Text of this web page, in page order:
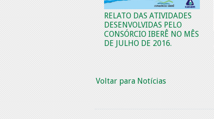
RELATO DAS ATIVIDADES
DESENVOLVIDAS PELO
CONSÓRCIO IBERÊ NO MÊS
DE JULHO DE 2016.
Voltar para Notícias